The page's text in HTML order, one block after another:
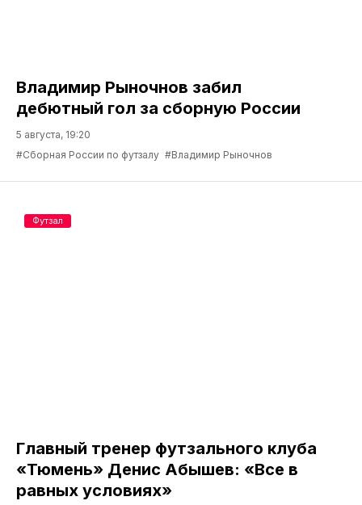
Владимир Рыночнов забил
дебютный гол за сборную России
5 августа, 19:20
#Сборная России по футзалу #Владимир Рыночнов
Главный тренер футзального клуба
«Тюмень» Денис Абышев: «Все в
равных условиях»
Футзал